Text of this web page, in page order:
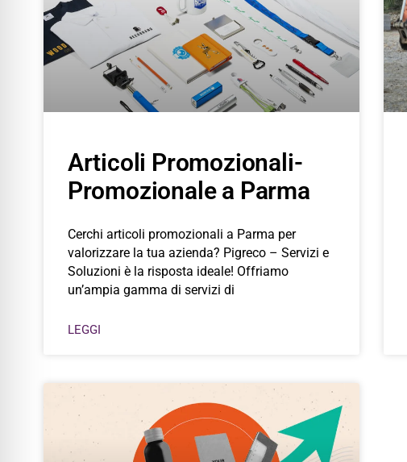
Articoli Promozionali-
Promozionale a Parma
Cerchi articoli promozionali a Parma per
valorizzare la tua azienda? Pigreco – Servizi e
Soluzioni è la risposta ideale! Offriamo
un’ampia gamma di servizi di
LEGGI